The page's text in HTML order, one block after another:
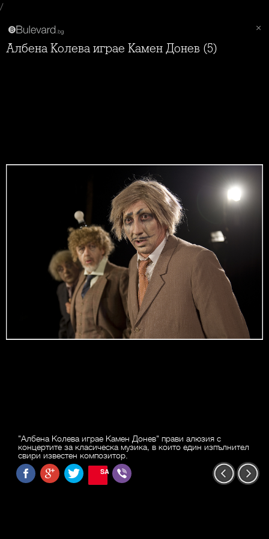
/
Албена Колева играе Камен Донев (5)
"Албена Колева играе Камен Донев" прави алюзия с
концертите за класическа музика, в които един изпълнител
свири известен композитор.
SAVE